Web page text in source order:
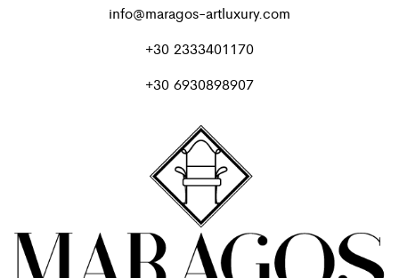
info@maragos-artluxury.com
+30 2333401170
+30 6930898907